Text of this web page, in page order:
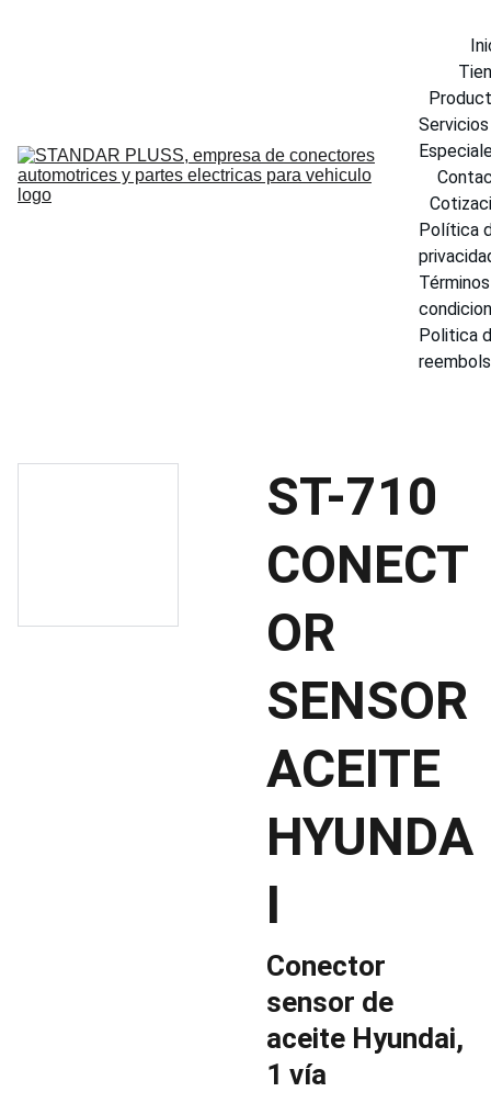
Servicios
Política
Politica
ST-710
CONECT
OR
SENSOR
ACEITE
HYUNDA
I
Conector
sensor de
aceite Hyundai,
1 vía